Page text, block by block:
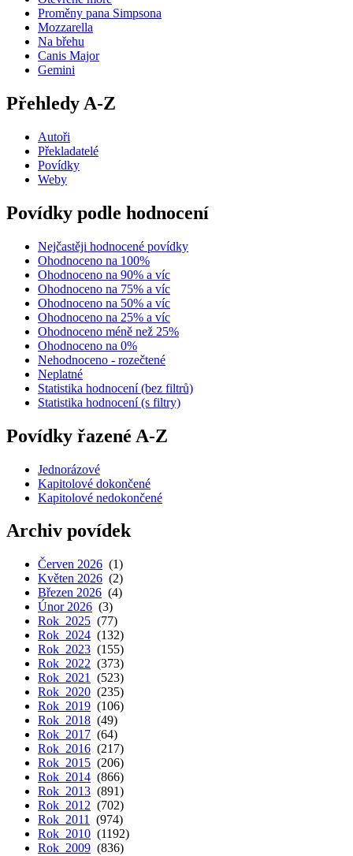
Proměny pana Simpsona
Mozzarella
Na břehu
Canis Major
Gemini
Přehledy A-Z
Autoři
Překladatelé
Povídky
Weby
Povídky podle hodnocení
Nejčastěji hodnocené povídky
Ohodnoceno na 100%
Ohodnoceno na 90% a víc
Ohodnoceno na 75% a víc
Ohodnoceno na 50% a víc
Ohodnoceno na 25% a víc
Ohodnoceno méně než 25%
Ohodnoceno na 0%
Nehodnoceno - rozečtené
Neplatné
Statistika hodnocení (bez filtrů)
Statistika hodnocení (s filtry)
Povídky řazené A-Z
Jednorázové
Kapitolové dokončené
Kapitolové nedokončené
Archiv povídek
Červen 2026 (1)
Květen 2026 (2)
Březen 2026 (4)
Únor 2026 (3)
Rok 2025 (77)
Rok 2024 (132)
Rok 2023 (155)
Rok 2022 (373)
Rok 2021
(523)
Rok 2020 (235)
Rok 2019 (106)
Rok 2018 (49)
Rok 2017 (64)
Rok 2016 (217)
Rok 2015 (206)
Rok 2014 (866)
Rok 2013 (891)
Rok 2012 (702)
Rok 2011
(974)
Rok 2010 (1192)
Rok 2009 (836)